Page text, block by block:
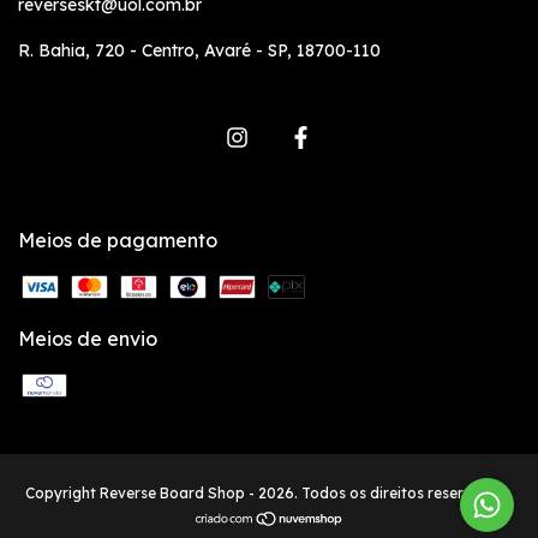
reverseskt@uol.com.br
R. Bahia, 720 - Centro, Avaré - SP, 18700-110
Meios de pagamento
Meios de envio
Copyright Reverse Board Shop - 2026. Todos os direitos reservados.